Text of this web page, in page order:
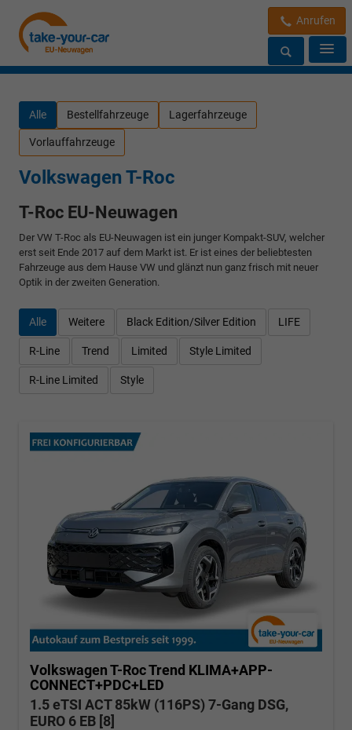
Anrufen
Alle Bestellfahrzeuge Lagerfahrzeuge
Vorlauffahrzeuge
Volkswagen T-Roc
T-Roc EU-Neuwagen
Der VW T-Roc als EU-Neuwagen ist ein junger Kompakt-SUV, welcher
erst seit Ende 2017 auf dem Markt ist. Er ist eines der beliebtesten
Fahrzeuge aus dem Hause VW und glänzt nun ganz frisch mit neuer
Optik in der zweiten Generation.
Alle Weitere Black Edition/Silver Edition LIFE
R-Line Trend Limited Style Limited
R-Line Limited Style
Volkswagen T-RocTrend KLIMA+APP-
CONNECT+PDC+LED
1.5 eTSI ACT 85kW (116PS) 7-Gang DSG,
EURO 6 EB [8]